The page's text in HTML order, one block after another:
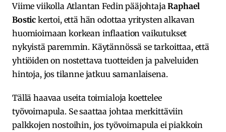
Viime viikolla Atlantan Fedin pääjohtajaRaphael
Bostic kertoi, että hän odottaa yritysten alkavan
huomioimaan korkean inflaation vaikutukset
nykyistä paremmin. Käytännössä se tarkoittaa, että
yhtiöiden on nostettava tuotteiden ja palveluiden
hintoja, jos tilanne jatkuu samanlaisena.
Tällä haavaa useita toimialoja koettelee
työvoimapula. Se saattaa johtaa merkittäviin
palkkojen nostoihin, jos työvoimapula ei piakkoin